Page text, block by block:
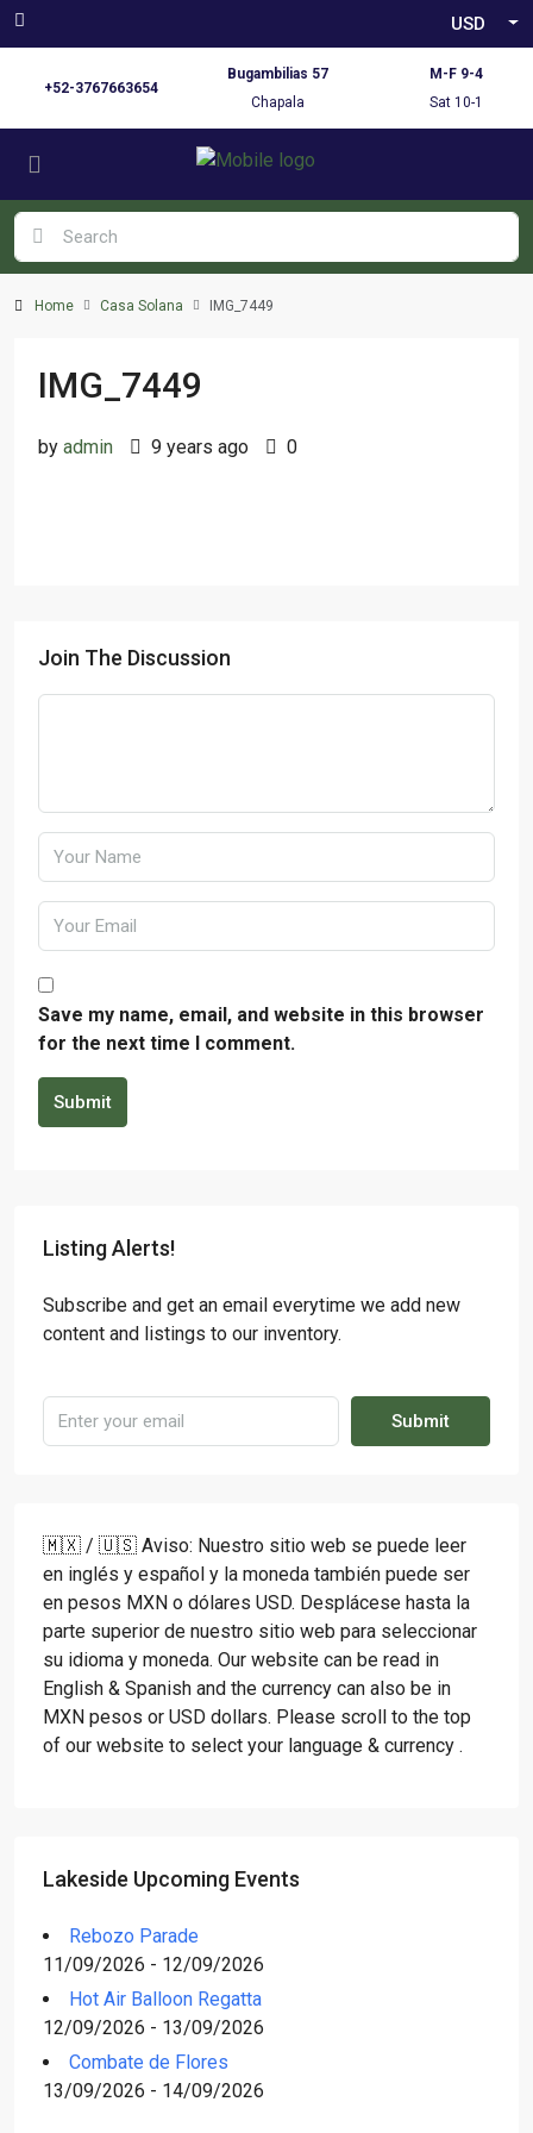
USD
+52-3767663654
Bugambilias 57
Chapala
M-F 9-4
Sat 10-1
Home Casa Solana IMG_7449
IMG_7449
by admin 9 years ago 0
Join The Discussion
Save my name, email, and website in this browser
for the next time I comment.
Submit
Listing Alerts!
Subscribe and get an email everytime we add new
content and listings to our inventory.
Submit
🇲🇽 / 🇺🇸 Aviso: Nuestro sitio web se puede leer
en inglés y español y la moneda también puede ser
en pesos MXN o dólares USD. Desplácese hasta la
parte superior de nuestro sitio web para seleccionar
su idioma y moneda. Our website can be read in
English & Spanish and the currency can also be in
MXN pesos or USD dollars. Please scroll to the top
of our website to select your language & currency .
Lakeside Upcoming Events
Rebozo Parade
11/09/2026 - 12/09/2026
Hot Air Balloon Regatta
12/09/2026 - 13/09/2026
Combate de Flores
13/09/2026 - 14/09/2026